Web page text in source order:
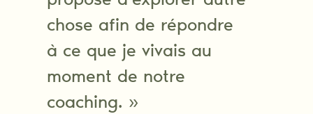
chose afin de répondre
à ce que je vivais au
moment de notre
coaching. »